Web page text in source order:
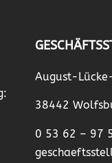
August-
38442
0 53 62 – 97